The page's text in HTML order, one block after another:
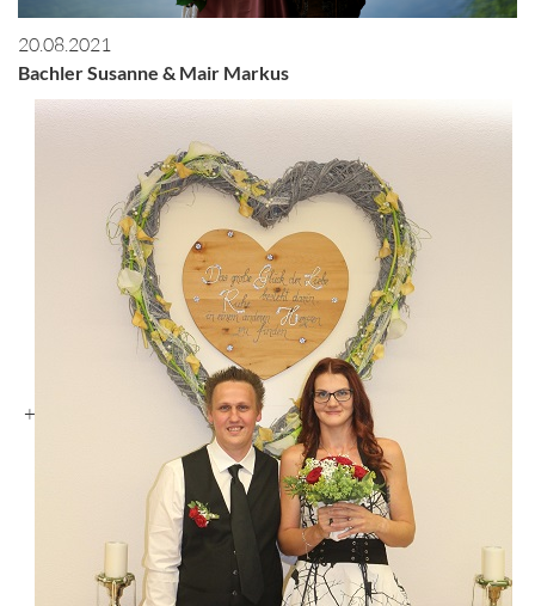
20.08.2021
Bachler Susanne & Mair Markus
+